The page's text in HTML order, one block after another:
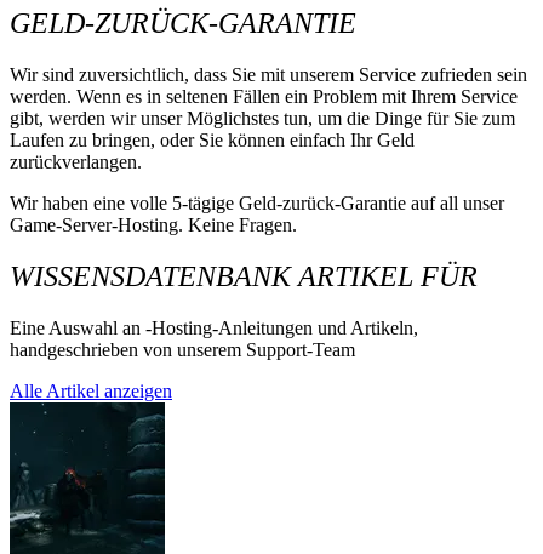
GELD-ZURÜCK-GARANTIE
Wir sind zuversichtlich, dass Sie mit unserem Service zufrieden sein
werden. Wenn es in seltenen Fällen ein Problem mit Ihrem Service
gibt, werden wir unser Möglichstes tun, um die Dinge für Sie zum
Laufen zu bringen, oder Sie können einfach Ihr Geld
zurückverlangen.
Wir haben eine volle 5-tägige Geld-zurück-Garantie auf all unser
Game-Server-Hosting. Keine Fragen.
WISSENSDATENBANK ARTIKEL FÜR
Eine Auswahl an -Hosting-Anleitungen und Artikeln,
handgeschrieben von unserem Support-Team
Alle Artikel anzeigen